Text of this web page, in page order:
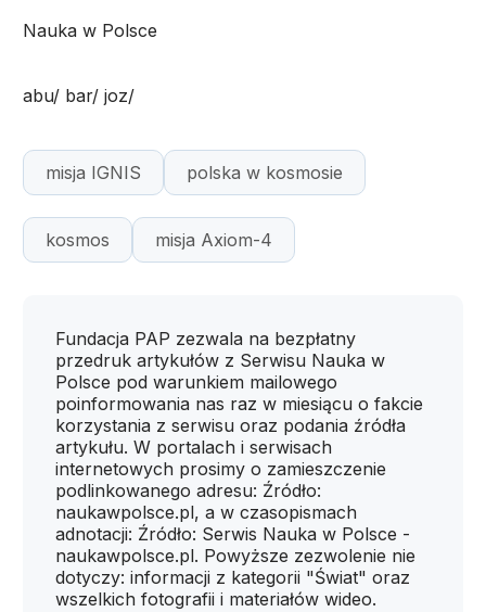
Nauka w Polsce
abu/ bar/ joz/
misja IGNIS polska w kosmosie
kosmos misja Axiom-4
Fundacja PAP zezwala na bezpłatny
przedruk artykułów z Serwisu Nauka w
Polsce pod warunkiem mailowego
poinformowania nas raz w miesiącu o fakcie
korzystania z serwisu oraz podania źródła
artykułu. W portalach i serwisach
internetowych prosimy o zamieszczenie
podlinkowanego adresu: Źródło:
naukawpolsce.pl, a w czasopismach
adnotacji: Źródło: Serwis Nauka w Polsce -
naukawpolsce.pl. Powyższe zezwolenie nie
dotyczy: informacji z kategorii "Świat" oraz
wszelkich fotografii i materiałów wideo.